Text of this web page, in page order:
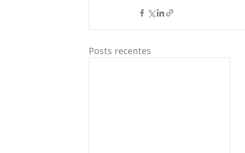
Posts recentes